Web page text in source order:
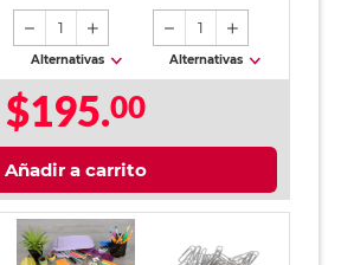
1
Alternativas
1
Alternativas
$195.00
Añadir a carrito